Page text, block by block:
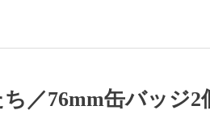
／76mm缶バッジ2